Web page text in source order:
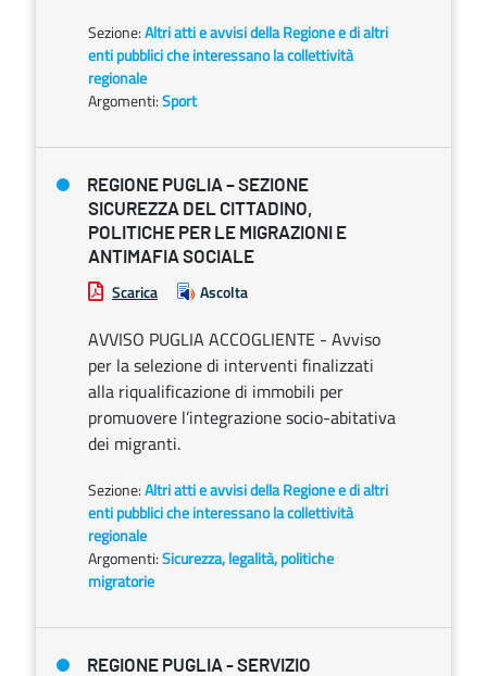
Sezione:Altri atti e avvisi della Regione e di altri
enti pubblici che interessano la collettività
regionale
Argomenti:Sport
REGIONE PUGLIA – SEZIONE
SICUREZZA DEL CITTADINO,
POLITICHE PER LE MIGRAZIONI E
ANTIMAFIA SOCIALE
Scarica Ascolta
AVVISO PUGLIA ACCOGLIENTE - Avviso
per la selezione di interventi finalizzati
alla riqualificazione di immobili per
promuovere l’integrazione socio-abitativa
dei migranti.
Sezione:Altri atti e avvisi della Regione e di altri
enti pubblici che interessano la collettività
regionale
Argomenti:Sicurezza, legalità, politiche
migratorie
REGIONE PUGLIA - SERVIZIO